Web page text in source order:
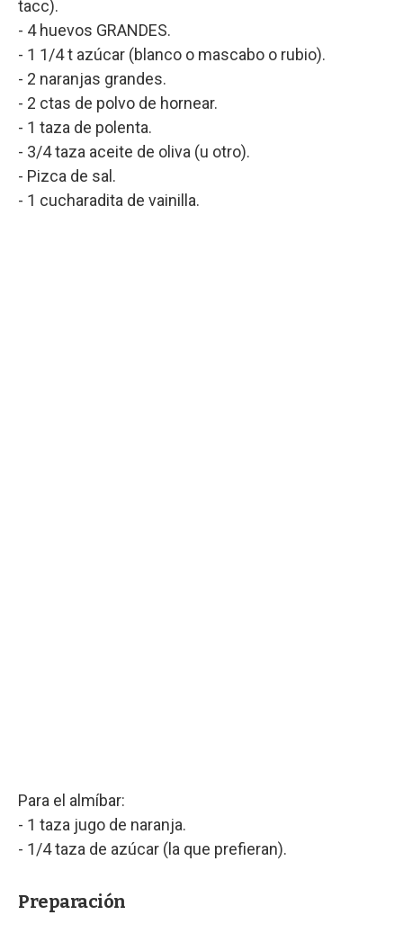
tacc).
- 4 huevos GRANDES.
- 1 1/4 t azúcar (blanco o mascabo o rubio).
- 2 naranjas grandes.
- 2 ctas de polvo de hornear.
- 1 taza de polenta.
- 3/4 taza aceite de oliva (u otro).
- Pizca de sal.
- 1 cucharadita de vainilla.
Para el almíbar:
- 1 taza jugo de naranja.
- 1/4 taza de azúcar (la que prefieran).
Preparación